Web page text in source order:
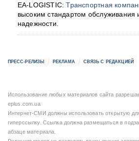
EA-LOGISTIC:Транспортная
высоким стандартом обслуживания
надежности.
ПРЕСС-РЕЛИЗЫ РЕКЛАМА СВЯЗЬ С РЕДАКЦИЕЙ
Использование любых материалов сайта
eplus.com.ua
Интернет-СМИ должны использовать открытую
гиперссылку. Ссылка должна размещаться в
абзаце материала.